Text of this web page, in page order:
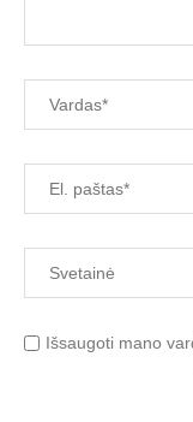
Išsaugoti mano